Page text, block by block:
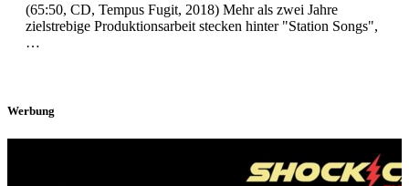
(65:50, CD, Tempus Fugit, 2018) Mehr als zwei Jahre
zielstrebige Produktionsarbeit stecken hinter "Station Songs",
…
Werbung